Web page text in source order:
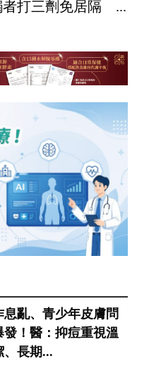
者打三劑免居隔 ...
息亂、青少年皮膚問
發！醫：抑痘重視溫
、長期...